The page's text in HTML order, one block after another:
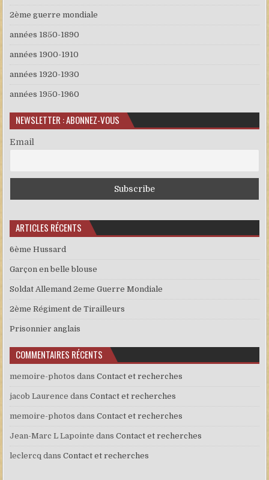
2ème guerre mondiale
années 1850-1890
années 1900-1910
années 1920-1930
années 1950-1960
NEWSLETTER : ABONNEZ-VOUS
Email
ARTICLES RÉCENTS
6ème Hussard
Garçon en belle blouse
Soldat Allemand 2eme Guerre Mondiale
2ème Régiment de Tirailleurs
Prisonnier anglais
COMMENTAIRES RÉCENTS
memoire-photos dansContact et recherches
jacob Laurence dansContact et recherches
memoire-photos dansContact et recherches
Jean-Marc L Lapointe dansContact et recherches
leclercq dansContact et recherches